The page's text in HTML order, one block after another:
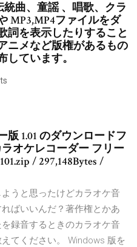
曲、童謡 、唱歌、クラ
MP3,MP4ファイルをダ
詞を表示したりすること
ニメなど版権があるもの
ています。
1.01 のダウンロードフ
オケレコーダー フリー
/ 297,148Bytes /
うと思ったけどカラオケ音
ばいいんだ？著作権とかあ
録音するときのカラオケ音
てください。 Windows 版を